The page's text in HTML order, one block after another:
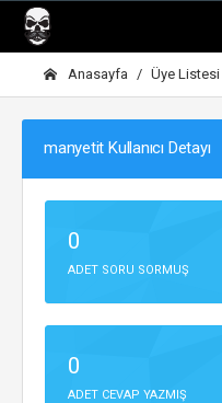
Anasayfa Üye Listesi
manyetit Kullanıcı Detayı
0
ADET SORU SORMUŞ
0
ADET CEVAP YAZMIŞ